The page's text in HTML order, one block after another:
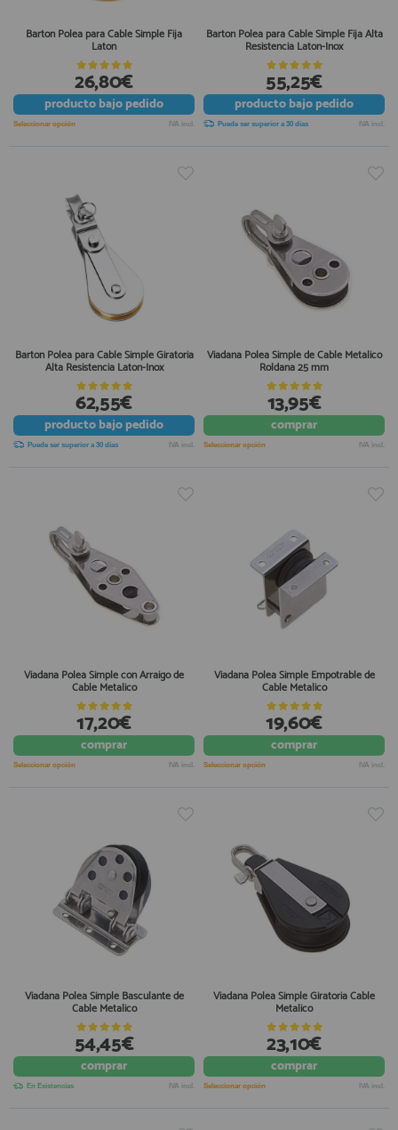
Barton Polea para Cable Simple Fija
Laton
26,80€
productobajo pedido
Seleccionar opción IVA incl.
Barton Polea para Cable Simple Fija Alta
Resistencia Laton-Inox
55,25€
productobajo pedido
Puede ser superior a 30 días IVA incl.
Barton Polea para Cable Simple Giratoria
Alta Resistencia Laton-Inox
62,55€
productobajo pedido
Puede ser superior a 30 días IVA incl.
Viadana Polea Simple de Cable Metalico
Roldana 25 mm
13,95€
comprar
Seleccionar opción IVA incl.
Viadana Polea Simple con Arraigo de
Cable Metalico
17,20€
comprar
Seleccionar opción IVA incl.
Viadana Polea Simple Empotrable de
Cable Metalico
19,60€
comprar
Seleccionar opción IVA incl.
Viadana Polea Simple Basculante de
Cable Metalico
54,45€
comprar
En Existencias IVA incl.
Viadana Polea Simple Giratoria Cable
Metalico
23,10€
comprar
Seleccionar opción IVA incl.